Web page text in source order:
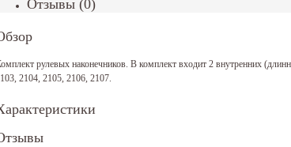
Отзывы (0)
рулевых наконечников. В комплект входит 2 внутренних
2104, 2105, 2106, 2107.